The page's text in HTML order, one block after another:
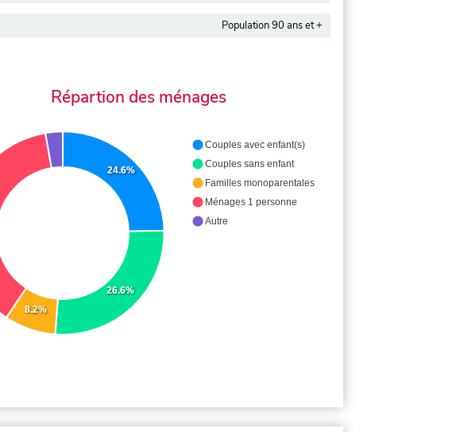
Population 90 ans et +
Répartion des ménages
24.6%
26.6%
8.2%
Couples avec enfant(s)
Couples sans enfant
Familles monoparentales
Ménages 1 personne
Autre